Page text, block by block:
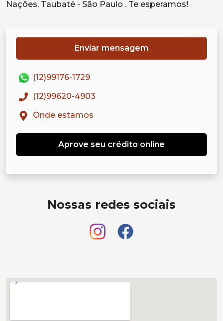
Enviar mensagem
(12)99176-1729
(12)99620-4903
Onde estamos
Aprove seu crédito online
Nossas redes sociais